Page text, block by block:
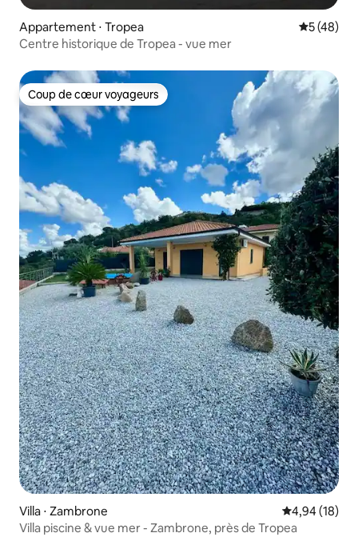
Appartement ⋅ Tropea
5 (48)
Centre historique de Tropea - vue mer
Coup de cœur voyageurs
Coup de cœur voyageurs
Villa ⋅ Zambrone Évaluation
4,94 (18)
Villa piscine & vue mer - Zambrone, près de Tropea